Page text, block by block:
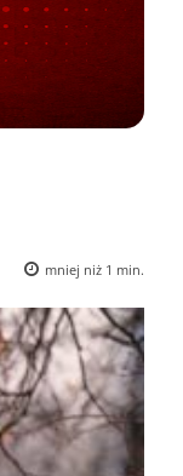
mniej niż 1 min.